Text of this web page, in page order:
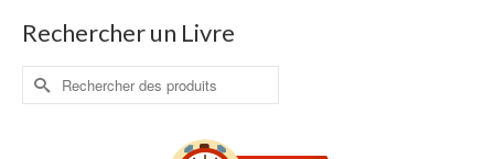
Rechercher un Livre
Rechercher :